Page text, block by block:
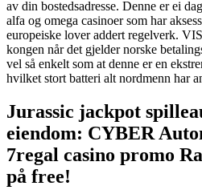
av din bostedsadresse. Denne er ei
alfa og omega casinoer som har
europeiske lover addert regelverk.
kongen når det gjelder norske
vel så enkelt som at denne er en
hvilket stort batteri alt nordmenn har
Jurassic jackpot
eiendom: CYBER
7regal casino promo
på free!